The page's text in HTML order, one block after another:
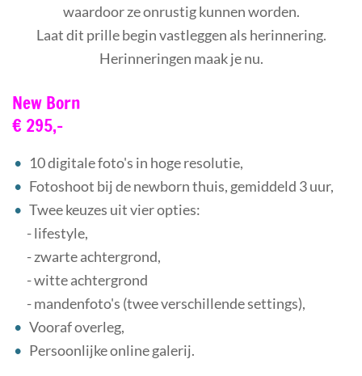
waardoor ze onrustig kunnen worden.
Laat dit prille begin vastleggen als herinnering.
Herinneringen maak je nu.
New Born
€ 295,-
10 digitale foto's in hoge resolutie,
Fotoshoot bij de newborn thuis, gemiddeld 3 uur,
Twee keuzes uit vier opties:
- lifestyle,
- zwarte achtergrond,
- witte achtergrond
- mandenfoto's (twee verschillende settings),
Vooraf overleg,
Persoonlijke online galerij.